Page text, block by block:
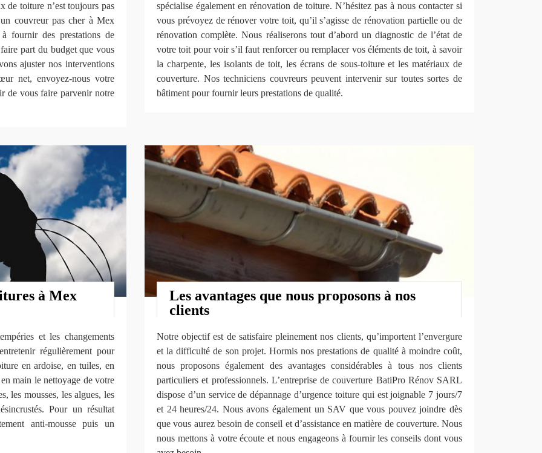
de toiture n’est toujours pas
couvreur pas cher à Mex
fournir des prestations de
part du budget que vous
ajuster nos interventions
net, envoyez-nous votre
de vous faire parvenir notre
spécialise également en rénovation de toiture. N’hésitez pas à nous contacter si
vous prévoyez de rénover votre toit, qu’il s’agisse de rénovation partielle ou de
rénovation complète. Nous réaliserons tout d’abord un diagnostic de l’état de
votre toit pour voir s’il faut renforcer ou remplacer vos éléments de toit, à savoir
la charpente, les isolants de toit, les écrans de sous-toiture et les matériaux de
couverture. Nos techniciens couvreurs peuvent intervenir sur toutes sortes de
bâtiment pour fournir leurs prestations de qualité.
à Mex
et les changements
régulièrement pour
en ardoise, en tuiles, en
main le nettoyage de votre
les mousses, les algues, les
Pour un résultat
anti-mousse puis un
Les avantages que nous proposons à nos
clients
Notre objectif est de satisfaire pleinement nos clients, qu’importent l’envergure
et la difficulté de son projet. Hormis nos prestations de qualité à moindre coût,
nous proposons également des avantages considérables à tous nos clients
particuliers et professionnels. L’entreprise de couverture BatiPro Rénov SARL
dispose d’un service de dépannage d’urgence toiture qui est joignable 7 jours/7
et 24 heures/24. Nous avons également un SAV que vous pouvez joindre dès
que vous aurez besoin de conseil et d’assistance en matière de couverture. Nous
nous mettons à votre écoute et nous engageons à fournir les conseils dont vous